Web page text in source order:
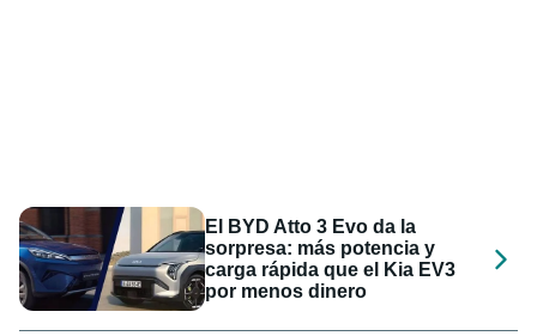
El BYD Atto 3 Evo da la
sorpresa: más potencia y
carga rápida que el Kia EV3
por menos dinero